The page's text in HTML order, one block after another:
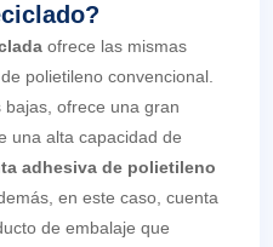
ofrece las mismas
polietileno convencional.
ofrece una gran
una alta capacidad de
adhesiva de polietileno
en este caso, cuenta
de embalaje que